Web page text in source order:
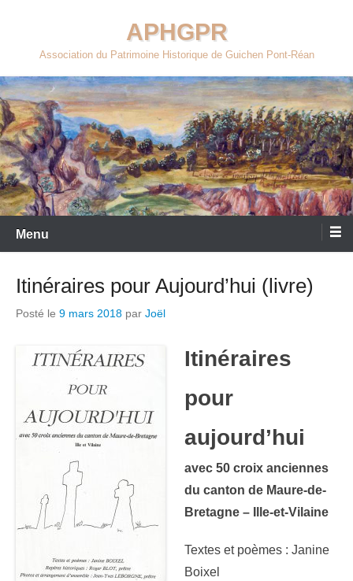
contenu
APHGPR
Association du Patrimoine Historique de Guichen Pont-Réan
Menu
Itinéraires pour Aujourd’hui (livre)
Posté le 9 mars 2018 par Joël
Itinéraires
pour
aujourd’hui
avec 50 croix anciennes
du canton de Maure-de-
Bretagne – Ille-et-Vilaine
Textes et poèmes : Janine
Boixel